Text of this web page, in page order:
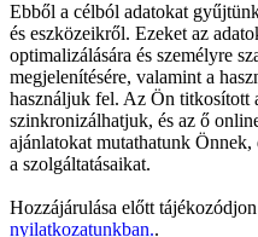
Ebből a célból adatokat
és eszközeikről. Ezeket az
optimalizálására és személyre
megjelenítésére, valamint a
használjuk fel. Az Ön titkosított
szinkronizálhatjuk, és az ő
ajánlatokat mutathatunk
a szolgáltatásaikat.
Hozzájárulása előtt
nyilatkozatunkban..